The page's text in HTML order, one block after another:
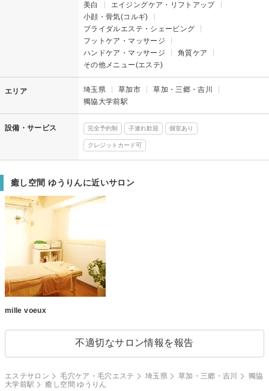
美白
エイジングケア・リフトアップ
小顔・骨気(コルギ)
ブライダルエステ・シェービング
フットケア・マッサージ
ハンドケア・マッサージ
角質ケア
その他メニュー(エステ)
エリア 埼玉県 草加市
草加・三郷・吉川
獨協大学前駅
設備・サービス 完全予約制 子連れ歓迎 個室あり
クレジットカード可
癒し空間 ゆうりんに近いサロン
mille voeux
不適切なサロン情報を報告
エステサロン 毛穴ケア・毛穴エステ 埼玉県 草加・三郷・吉川
獨協
大学前駅
癒し空間 ゆうりん